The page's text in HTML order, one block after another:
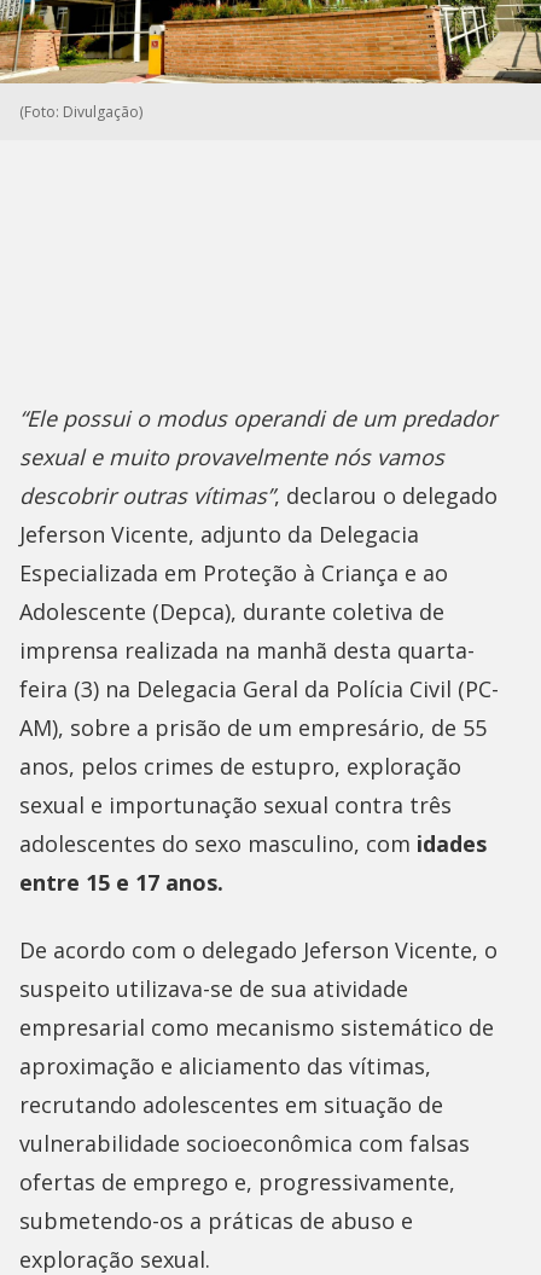
(Foto: Divulgação)
“Ele possui o modus operandi de um predador
sexual e muito provavelmente nós vamos
descobrir outras vítimas”, declarou o delegado
Jeferson Vicente, adjunto da Delegacia
Especializada em Proteção à Criança e ao
Adolescente (Depca), durante coletiva de
imprensa realizada na manhã desta quarta-
feira (3) na Delegacia Geral da Polícia Civil (PC-
AM), sobre a prisão de um empresário, de 55
anos, pelos crimes de estupro, exploração
sexual e importunação sexual contra três
adolescentes do sexo masculino, com idades
entre 15 e 17 anos.
De acordo com o delegado Jeferson Vicente, o
suspeito utilizava-se de sua atividade
empresarial como mecanismo sistemático de
aproximação e aliciamento das vítimas,
recrutando adolescentes em situação de
vulnerabilidade socioeconômica com falsas
ofertas de emprego e, progressivamente,
submetendo-os a práticas de abuso e
exploração sexual.